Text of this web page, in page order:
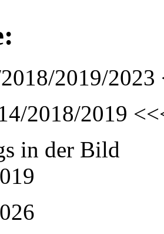
2019/2023
2018/2019
in der Bild